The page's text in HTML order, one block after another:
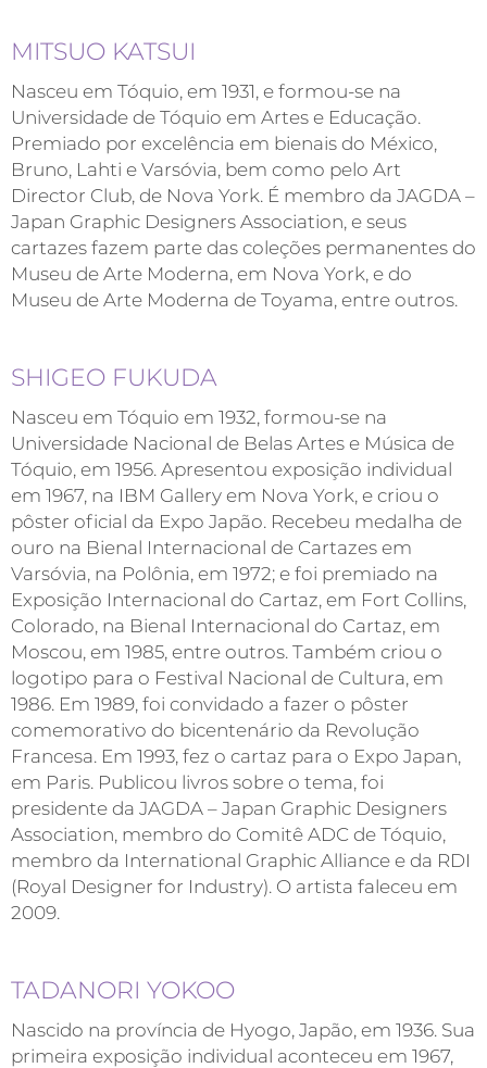
MITSUO KATSUI
Nasceu em Tóquio, em 1931, e formou-se na
Universidade de Tóquio em Artes e Educação.
Premiado por excelência em bienais do México,
Bruno, Lahti e Varsóvia, bem como pelo Art
Director Club, de Nova York. É membro da JAGDA –
Japan Graphic Designers Association, e seus
cartazes fazem parte das coleções permanentes do
Museu de Arte Moderna, em Nova York, e do
Museu de Arte Moderna de Toyama, entre outros.
SHIGEO FUKUDA
Nasceu em Tóquio em 1932, formou-se na
Universidade Nacional de Belas Artes e Música de
Tóquio, em 1956. Apresentou exposição individual
em 1967, na IBM Gallery em Nova York, e criou o
pôster oficial da Expo Japão. Recebeu medalha de
ouro na Bienal Internacional de Cartazes em
Varsóvia, na Polônia, em 1972; e foi premiado na
Exposição Internacional do Cartaz, em Fort Collins,
Colorado, na Bienal Internacional do Cartaz, em
Moscou, em 1985, entre outros. Também criou o
logotipo para o Festival Nacional de Cultura, em
1986. Em 1989, foi convidado a fazer o pôster
comemorativo do bicentenário da Revolução
Francesa. Em 1993, fez o cartaz para o Expo Japan,
em Paris. Publicou livros sobre o tema, foi
presidente da JAGDA – Japan Graphic Designers
Association, membro do Comitê ADC de Tóquio,
membro da International Graphic Alliance e da RDI
(Royal Designer for Industry). O artista faleceu em
2009.
TADANORI YOKOO
Nascido na província de Hyogo, Japão, em 1936. Sua
primeira exposição individual aconteceu em 1967,